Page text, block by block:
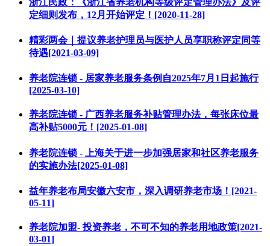
定细则发布，12月开始评定！[2020-11-28]
精彩两会｜提议养老护理员与医护人员享职称评定同等
待遇[2021-03-09]
养老院连锁 - 居家养老服务条例自2025年7月1日起施行
[2025-03-10]
养老院连锁 - 广西养老服务补贴管理办法，每张床位最
高补贴5000元！[2025-01-08]
养老院连锁 - 上海关于进一步加强居家和社区养老服务
的实施办法[2025-01-08]
益年养老布局安徽六安市，深入调研养老市场！[2021-
05-11]
养老院加盟- 投资养老，不可不知的养老用地政策[2021-
03-01]